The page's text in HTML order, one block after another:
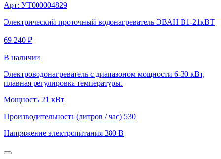
Арт: УТ000004829
Электрический проточный водонагреватель ЭВАН В1-21кВТ
69 240 ₽
В наличии
Электроводонагреватель с диапазоном мощности 6-30 кВт,
плавная регулировка температуры.
Мощность 21 кВт
Производительность (литров / час) 530
Напряжение электропитания 380 В